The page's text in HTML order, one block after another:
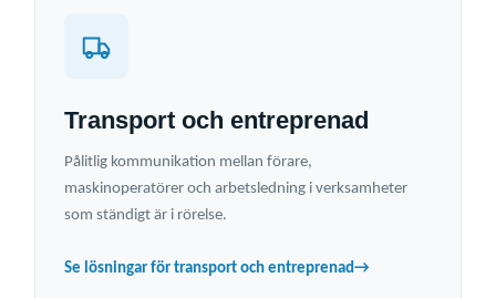
Transport och entreprenad
Pålitlig kommunikation mellan förare,
maskinoperatörer och arbetsledning i verksamheter
som ständigt är i rörelse.
Se lösningar för transport och entreprenad→